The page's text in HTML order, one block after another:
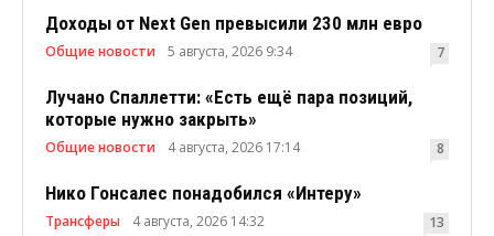
Доходы от Next Gen превысили 230 млн евро
Общие новости 5 августа, 2026 9:34 7
Лучано Спаллетти: «Есть ещё пара позиций,
которые нужно закрыть»
Общие новости 4 августа, 2026 17:14 8
Нико Гонсалес понадобился «Интеру»
Трансферы 4 августа, 2026 14:32 13